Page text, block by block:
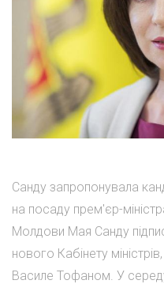
Санду запропонувала
на посаду прем'єр-
Молдови Мая Санду
нового Кабінету
Василе Тофаном. У